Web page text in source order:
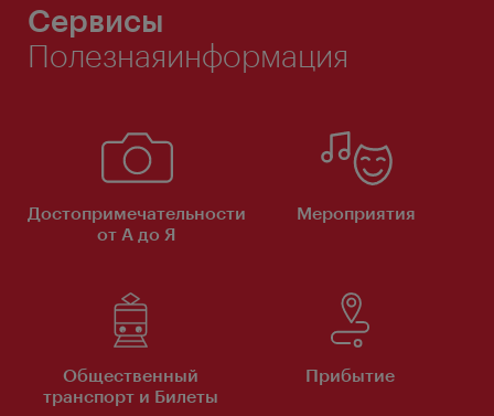
Сервисы
Полезнаяинформация
Достопримечательности
от А до Я
Мероприятия
Общественный
транспорт и Билеты
Прибытие